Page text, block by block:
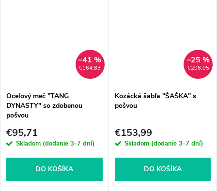
€164,83
–41 %
Oceľový meč "TANG
DYNASTY" so zdobenou
pošvou
€95,71
Skladom (dodanie 3-7 dní)
DO KOŠÍKA
€206,05
–25 %
Kozácká šabľa "ŠAŠKA" s
pošvou
€153,99
Skladom (dodanie 3-7 dní)
DO KOŠÍKA